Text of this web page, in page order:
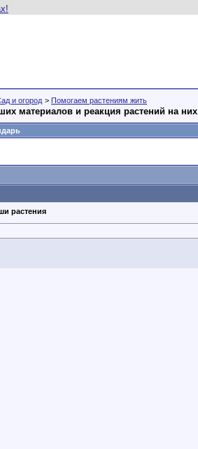
и огород > Помогаем растениям жить
материалов и реакция растений на них
растения